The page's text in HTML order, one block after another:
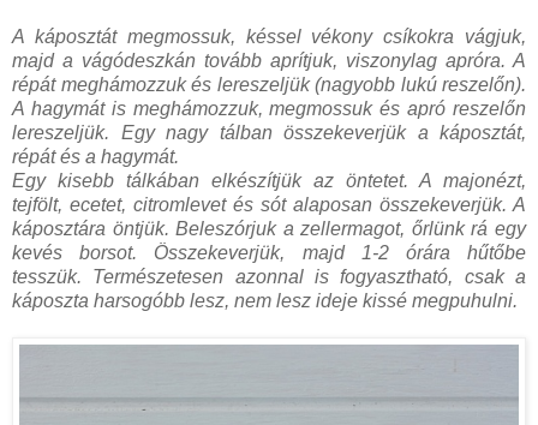
A káposztát megmossuk, késsel vékony csíkokra vágjuk,
majd a vágódeszkán tovább aprítjuk, viszonylag apróra. A
répát meghámozzuk és lereszeljük (nagyobb lukú reszelőn).
A hagymát is meghámozzuk, megmossuk és apró reszelőn
lereszeljük. Egy nagy tálban összekeverjük a káposztát,
répát és a hagymát.
Egy kisebb tálkában elkészítjük az öntetet. A majonézt,
tejfölt, ecetet, citromlevet és sót alaposan összekeverjük. A
káposztára öntjük. Beleszórjuk a zellermagot, őrlünk rá egy
kevés borsot. Összekeverjük, majd 1-2 órára hűtőbe
tesszük. Természetesen azonnal is fogyasztható, csak a
káposzta harsogóbb lesz, nem lesz ideje kissé megpuhulni.